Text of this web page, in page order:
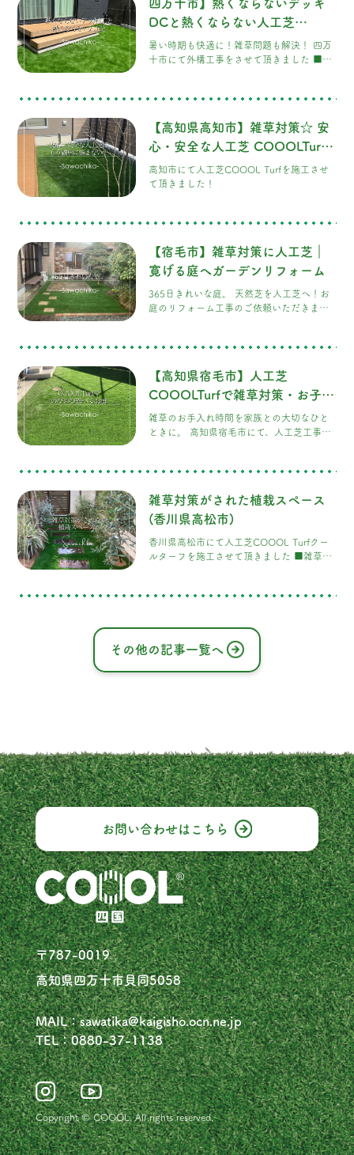
四万十市】熱くならないデッキ
DCと熱くならない人工芝
COOOLTurf
暑い時期も快適に！雑草問題も解決！ 四万
十市にて外構工事をさせて頂きました ■夏
【高知県高知市】雑草対策☆ 安
心・安全な人工芝 COOOLTurf
でもう雑草に悩まされない！
高知市にて人工芝COOOL Turfを施工させ
て頂きました！
【宿毛市】雑草対策に人工芝｜
寛げる庭へガーデンリフォーム
365日きれいな庭。 天然芝を人工芝へ！お
庭のリフォーム工事のご依頼いただきまし
る毎日から、ゆったり過ごす時間へ。 お庭
よって芝が枯
【高知県宿毛市】人工芝
COOOLTurfで雑草対策・お子様
も安心の安全のお庭
雑草のお手入れ時間を家族との大切なひと
ときに。 高知県宿毛市にて、人工芝工事の
フ）」を施工 赤い滑り台に、軒から下がる
庭。お子様が安心して思いきり遊べるお庭
づくりのため、庭全面に人工芝
COOOLTurfは、夏でも表面温度が上がりに
くい遮熱性の高い人工芝です。さらに、
雑草対策がされた植栽スペース
(香川県高松市)
香川県高松市にて人工芝COOOL Turfクー
ルターフを施工させて頂きました ■雑草対
川県のお施主さまから施工のご依頼を頂き
わない・静電気がない！など色々な特徴を
もつCOOOL Turfクールターフ
その他の記事一覧へ
お問い合わせは こちら
〒787-0019
高知県四万十市貝同5058
MAIL：sawatika@kaigisho.ocn.ne.jp
TEL：0880-37-1138
Copyright © COOOL. All rights reserved.